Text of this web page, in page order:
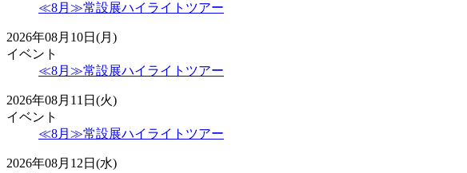
≪8月≫常設展ハイライトツアー
2026年08月10日(月)
イベント
≪8月≫常設展ハイライトツアー
2026年08月11日(火)
イベント
≪8月≫常設展ハイライトツアー
2026年08月12日(水)